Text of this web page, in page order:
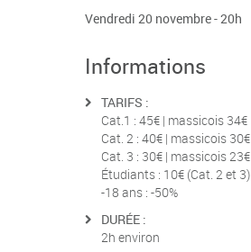
Vendredi 20 novembre - 20h
Informations
TARIFS :
Cat.1 : 45€ | massicois 34€
Cat. 2 : 40€ | massicois 30€
Cat. 3 : 30€ | massicois 23€
Étudiants : 10€ (Cat. 2 et 3)
-18 ans : -50%
DURÉE :
2h environ